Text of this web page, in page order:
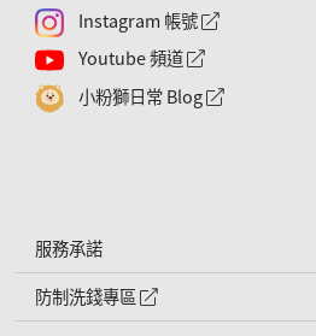
Instagram 帳號 外網連結符號
Youtube 頻道 外網連結符號
小粉獅日常 Blog 外網連結符號
服務承諾
防制洗錢專區
外網連結符號